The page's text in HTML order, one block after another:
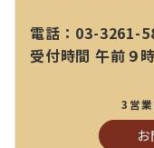
電話：03-3261-
受付時間 午前９
3営